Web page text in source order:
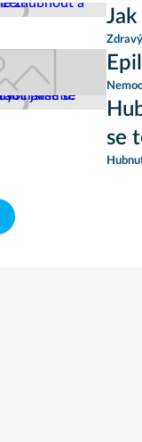
se